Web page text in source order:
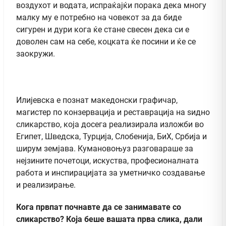
воздухот и водата, испраќајќи порака дека многу
малку му е потребно на човекот за да биде
сигурен и дури кога ќе стане свесен дека си е
доволен сам на себе, коцката ќе посини и ќе се
заокружи.
Илијевска е познат македонски графичар,
магистер по конзервација и реставрација на ѕидно
сликарство, која досега реализирала изложби во
Египет, Шведска, Турција, Слобенија, БиХ, Србија и
ширум земјава. Кумановоњуз разговараше за
нејзините почетоци, искуства, професионалната
работа и инспирацијата за уметничко создавање
и реализирање.
Кога првпат почнавте да се занимавате со
сликарство? Која беше вашата прва слика, дали